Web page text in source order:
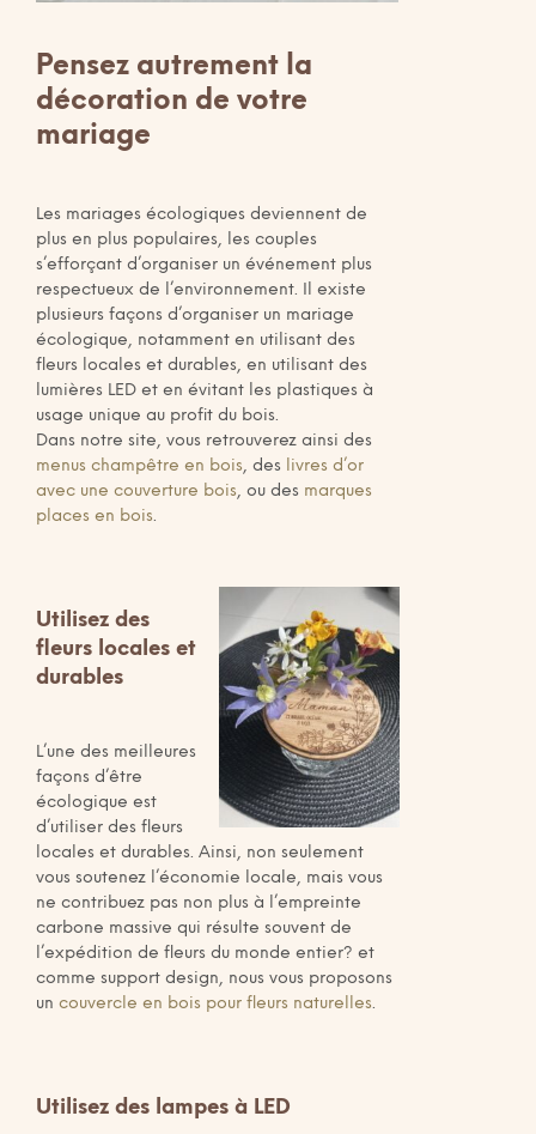
Pensez autrement la
décoration de votre
mariage
Les mariages écologiques deviennent de
plus en plus populaires, les couples
s’efforçant d’organiser un événement plus
respectueux de l’environnement. Il existe
plusieurs façons d’organiser un mariage
écologique, notamment en utilisant des
fleurs locales et durables, en utilisant des
lumières LED et en évitant les plastiques à
usage unique au profit du bois.
Dans notre site, vous retrouverez ainsi des
menus champêtre en bois, des livres d’or
avec une couverture bois, ou des marques
places en bois.
Utilisez des
fleurs locales et
durables
L’une des meilleures
façons d’être
écologique est
d’utiliser des fleurs
locales et durables. Ainsi, non seulement
vous soutenez l’économie locale, mais vous
ne contribuez pas non plus à l’empreinte
carbone massive qui résulte souvent de
l’expédition de fleurs du monde entier? et
comme support design, nous vous proposons
un couvercle en bois pour fleurs naturelles.
Utilisez des lampes à LED